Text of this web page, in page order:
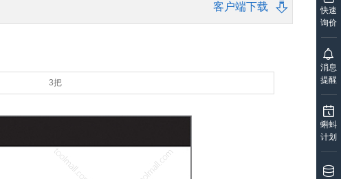
客户端下载
3把
快速
询价
消息
提醒
蝌蚪
计划